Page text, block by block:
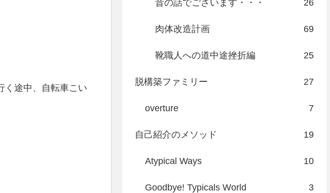
く途中、自転車こい
昔の話でございます・・・ 26
肉体改造計画 69
靴職人への道中途挫折編 25
脱構築ファミリー 27
overture 7
自己紹介のメソッド 19
Atypical Ways 10
Goodbye! Typicals World 3